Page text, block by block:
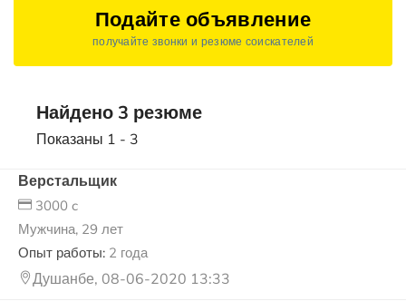
Подайте объявление
получайте звонки и резюме соискателей
Найдено 3 резюме
Показаны 1 - 3
Верстальщик
3000 c
Мужчина, 29 лет
Опыт работы: 2 года
Душанбе, 08-06-2020 13:33